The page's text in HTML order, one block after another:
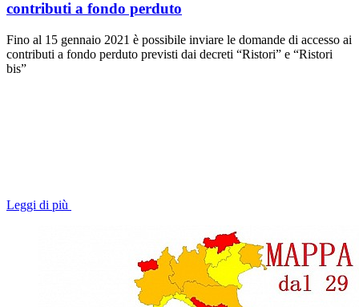
contributi a fondo perduto
Fino al 15 gennaio 2021 è possibile inviare le domande di accesso ai
contributi a fondo perduto previsti dai decreti “Ristori” e “Ristori
bis”
Leggi di più